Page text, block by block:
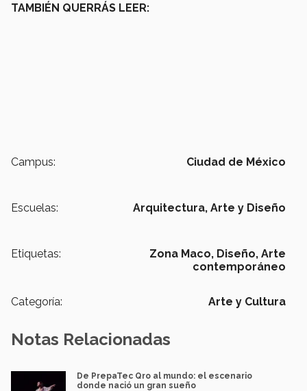
TAMBIÉN QUERRÁS LEER:
Campus: Ciudad de México
Escuelas: Arquitectura, Arte y Diseño
Etiquetas: Zona Maco, Diseño, Arte
contemporáneo
Categoría: Arte y Cultura
Notas Relacionadas
De PrepaTec Qro al mundo: el escenario
donde nació un gran sueño